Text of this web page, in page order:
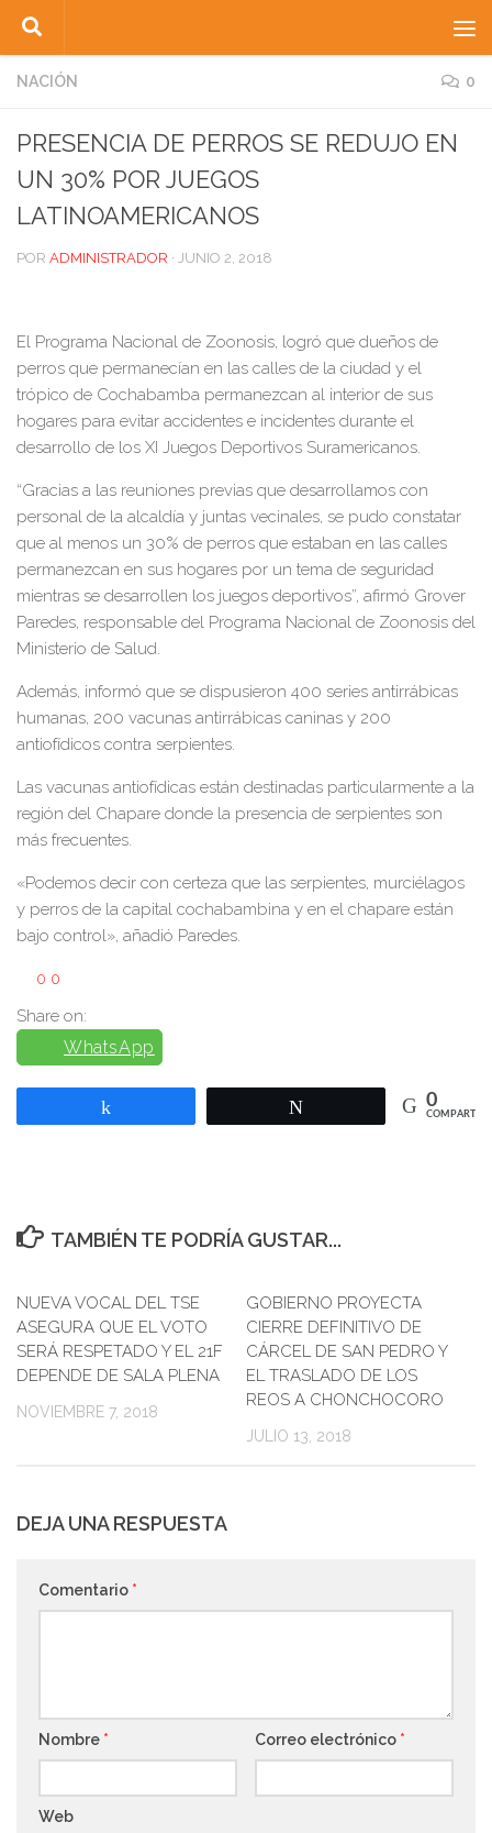
Saltar al contenido
NACIÓN 0
PRESENCIA DE PERROS SE REDUJO EN
UN 30% POR JUEGOS
LATINOAMERICANOS
POR ADMINISTRADOR · JUNIO 2, 2018
El Programa Nacional de Zoonosis, logró que dueños de
perros que permanecían en las calles de la ciudad y el
trópico de Cochabamba permanezcan al interior de sus
hogares para evitar accidentes e incidentes durante el
desarrollo de los XI Juegos Deportivos Suramericanos.
“Gracias a las reuniones previas que desarrollamos con
personal de la alcaldía y juntas vecinales, se pudo constatar
que al menos un 30% de perros que estaban en las calles
permanezcan en sus hogares por un tema de seguridad
mientras se desarrollen los juegos deportivos”, afirmó Grover
Paredes, responsable del Programa Nacional de Zoonosis del
Ministerio de Salud.
Además, informó que se dispusieron 400 series antirrábicas
humanas, 200 vacunas antirrábicas caninas y 200
antiofídicos contra serpientes.
Las vacunas antiofídicas están destinadas particularmente a la
región del Chapare donde la presencia de serpientes son
más frecuentes.
«Podemos decir con certeza que las serpientes, murciélagos
y perros de la capital cochabambina y en el chapare están
bajo control», añadió Paredes.
0 0
Share on:
WhatsApp
0
COMPARTIR
TAMBIÉN TE PODRÍA GUSTAR...
NUEVA VOCAL DEL TSE
ASEGURA QUE EL VOTO
SERÁ RESPETADO Y EL 21F
DEPENDE DE SALA PLENA
NOVIEMBRE 7, 2018
GOBIERNO PROYECTA
CIERRE DEFINITIVO DE
CÁRCEL DE SAN PEDRO Y
EL TRASLADO DE LOS
REOS A CHONCHOCORO
JULIO 13, 2018
DEJA UNA RESPUESTA
Comentario *
Nombre * Correo electrónico *
Web